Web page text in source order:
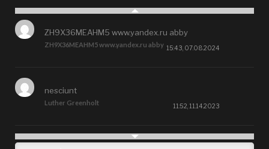
ZH9X36MEAHM5 www.yandex.ru abby
ZH9X36MEAHM5 www.yandex.ru abby
15:43, 07.08.2024
Luther Greenholt
nesciunt
11:52, 11.14.2023